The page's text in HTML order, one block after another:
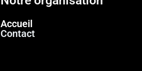
Accueil
Contact